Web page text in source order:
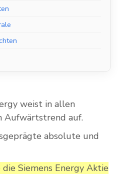
weist in allen
Aufwärtstrend auf.
absolute und
Siemens Energy Aktie